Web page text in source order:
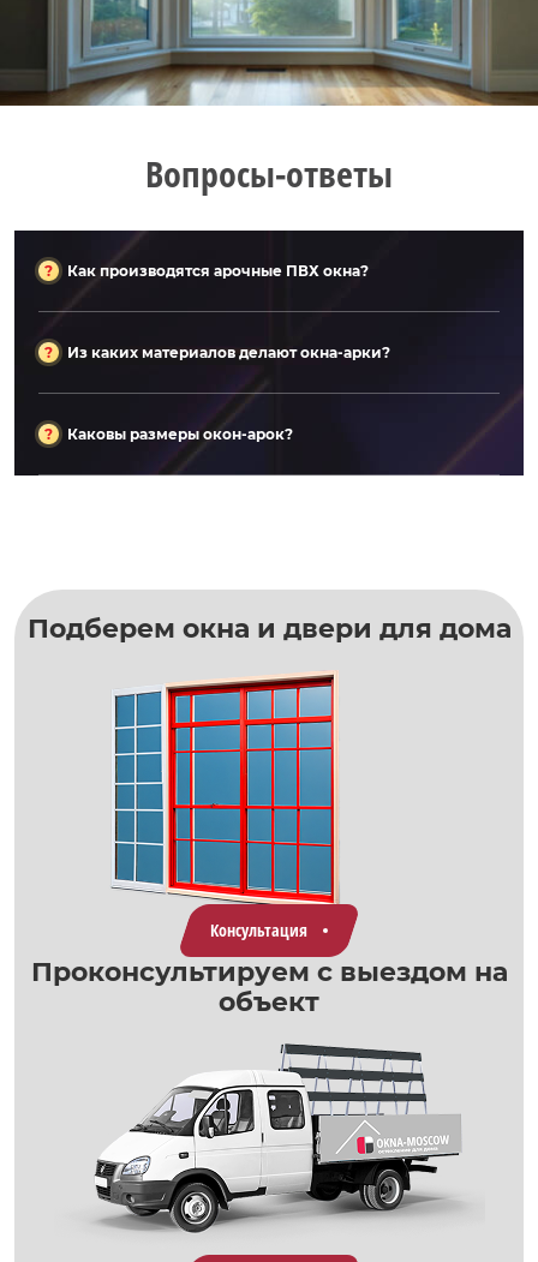
Вопросы-ответы
Как производятся арочные ПВХ окна?
Из каких материалов делают окна-арки?
Каковы размеры окон-арок?
Подберем окна и двери для дома
Консультация
Проконсультируем с выездом на
объект